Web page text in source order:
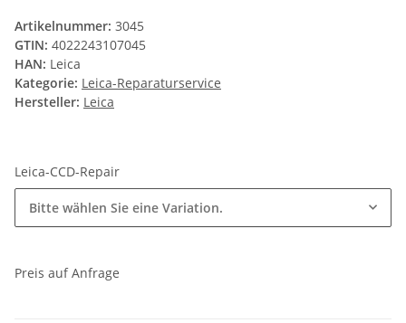
Artikelnummer: 3045
GTIN: 4022243107045
HAN: Leica
Kategorie: Leica-Reparaturservice
Hersteller: Leica
Leica-CCD-Repair
Bitte wählen Sie eine Variation.
Preis auf Anfrage